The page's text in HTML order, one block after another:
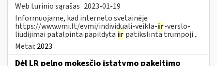
Web turinio sąrašas 2023-01-19
Informuojame, kad interneto svetainėje
https://www.vmi.lt/evmi/individuali-veikla-ir-verslo-
liudijimai patalpinta papildyta ir patikslinta trumpoji...
Metai: 2023
Dėl LR pelno mokesčio įstatymo pakeitimo